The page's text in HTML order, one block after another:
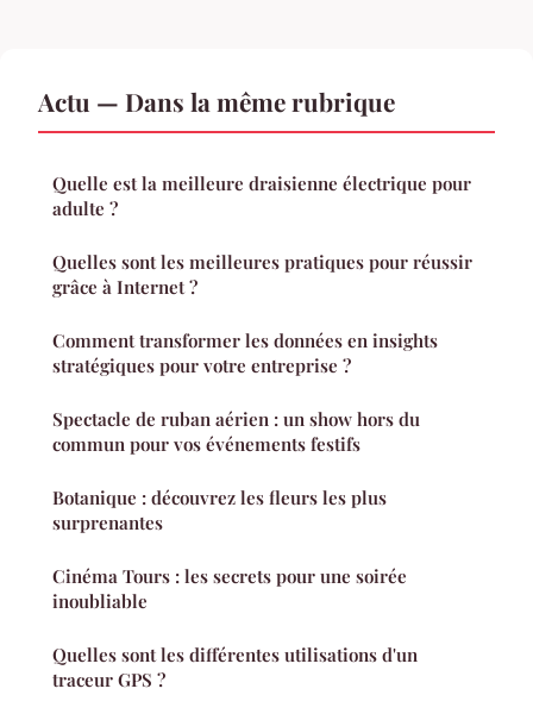
Actu — Dans la même rubrique
Quelle est la meilleure draisienne électrique pour
adulte ?
Quelles sont les meilleures pratiques pour réussir
grâce à Internet ?
Comment transformer les données en insights
stratégiques pour votre entreprise ?
Spectacle de ruban aérien : un show hors du
commun pour vos événements festifs
Botanique : découvrez les fleurs les plus
surprenantes
Cinéma Tours : les secrets pour une soirée
inoubliable
Quelles sont les différentes utilisations d'un
traceur GPS ?